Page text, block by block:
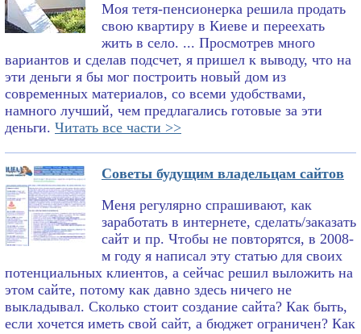
Моя тетя-пенсионерка решила продать
свою квартиру в Киеве и переехать
жить в село. ... Просмотрев много
вариантов и сделав подсчет, я пришел к выводу, что на
эти деньги я бы мог построить новый дом из
современных материалов, со всеми удобствами,
намного лучший, чем предлагались готовые за эти
деньги. Читать все части >>
Советы будущим владельцам сайтов
Меня регулярно спрашивают, как
заработать в интернете, сделать/заказать
сайт и пр. Чтобы не повторятся, в 2008-
м году я написал эту статью для своих
потенциальных клиентов, а сейчас решил выложить на
этом сайте, потому как давно здесь ничего не
выкладывал. Сколько стоит создание сайта? Как быть,
если хочется иметь свой сайт, а бюджет ограничен? Как